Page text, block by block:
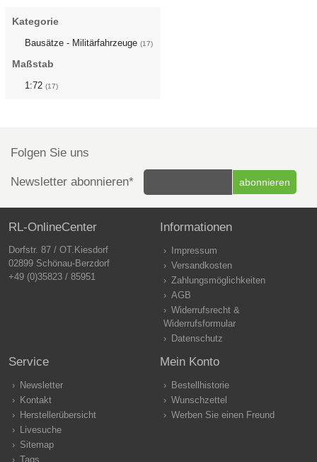
Kategorie
Bausätze - Militärfahrzeuge (17)
Maßstab
1:72 (17)
Folgen Sie uns
Newsletter abonnieren*
RL-OnlineCenter
Dorfstr. 87 / OT.Kiesdorf
02899 Schönau-Berzdorf
+49 (0)35823 / 85951
Informationen
Impressum
Versandkosten
Zahlungsmöglichkeiten
AGB
Widerrufsrecht &
Widerrufsformular
Datenschutz
Service
Newsletter
Kontakt
Herstellerübersicht
Livesuche
Sitemap
Tags
Mein Konto
Bestellhistorie
Wunschzettel
Werben Sie einen Freund